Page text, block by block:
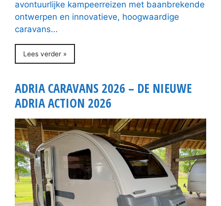
avontuurlijke kampeerreizen met baanbrekende
ontwerpen en innovatieve, hoogwaardige
caravans…
Lees verder »
ADRIA CARAVANS 2026 – DE NIEUWE
ADRIA ACTION 2026